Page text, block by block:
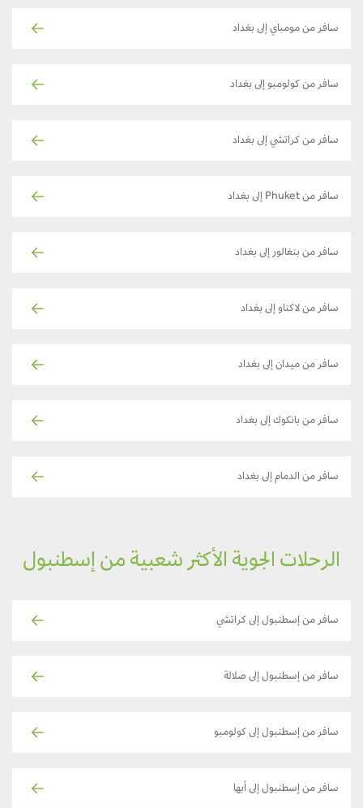
سافر من مومباي إلى بغداد
سافر من كولومبو إلى بغداد
سافر من كراتشي إلى بغداد
سافر من Phuket إلى بغداد
سافر من بنغالور إلى بغداد
سافر من لاكناو إلى بغداد
سافر من ميدان إلى بغداد
سافر من بانكوك إلى بغداد
سافر من الدمام إلى بغداد
الرحلات الجوية الأكثر شعبية من إسطنبول
سافر من إسطنبول إلى كراتشي
سافر من إسطنبول إلى صلالة
سافر من إسطنبول إلى كولومبو
سافر من إسطنبول إلى أبها